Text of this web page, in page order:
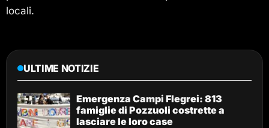
locali.
ULTIME NOTIZIE
Emergenza Campi Flegrei: 813
famiglie di Pozzuoli costrette a
lasciare le loro case